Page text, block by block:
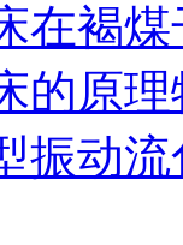
在褐
的原
振动